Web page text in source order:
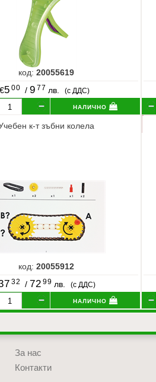
код: 20055619
€5 00 / 9 77 лв. (с ДДС)
налично
к-т зъбни колела
код: 20055912
32 / 72 99 лв. (с ДДС)
налично
За нас
Контакти